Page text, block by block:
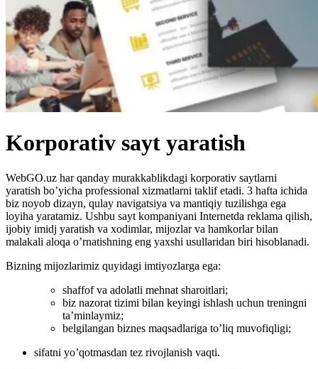
Korporativ sayt yaratish
WebGO.uz har qanday murakkablikdagi korporativ saytlarni
yaratish bo’yicha professional xizmatlarni taklif etadi. 3 hafta ichida
biz noyob dizayn, qulay navigatsiya va mantiqiy tuzilishga ega
loyiha yaratamiz. Ushbu sayt kompaniyani Internetda reklama qilish,
ijobiy imidj yaratish va xodimlar, mijozlar va hamkorlar bilan
malakali aloqa o’rnatishning eng yaxshi usullaridan biri hisoblanadi.
Bizning mijozlarimiz quyidagi imtiyozlarga ega:
shaffof va adolatli mehnat sharoitlari;
biz nazorat tizimi bilan keyingi ishlash uchun treningni
ta’minlaymiz;
belgilangan biznes maqsadlariga to’liq muvofiqligi;
sifatni yo’qotmasdan tez rivojlanish vaqti.